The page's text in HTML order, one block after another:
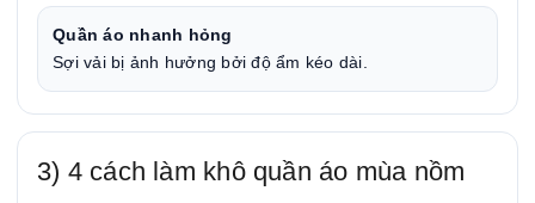
Quần áo nhanh hỏng
Sợi vải bị ảnh hưởng bởi độ ẩm kéo dài.
3) 4 cách làm khô quần áo mùa nồm